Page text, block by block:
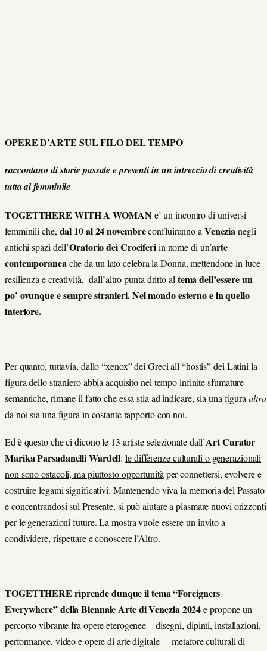
OPERE D’ARTE SUL FILO DEL TEMPO
raccontano di storie passate e presenti in un intreccio di creatività
tutta al femminile
TOGETTHERE WITH A WOMANe’ un incontro di universi
femminili che, dal 10 al 24 novembreconfluiranno a Venezia negli
antichi spazi dell’Oratorio dei Crociferiin nome di un’arte
contemporanea che da un lato celebra la Donna, mettendone in luce
resilienza e creatività, dall’altro punta dritto al tema dell’essere un
po’ ovunque e sempre stranieri. Nel mondo esterno e in quello
interiore.
Per quanto, tuttavia, dallo “xenox” dei Greci all “hostis” dei Latini la
figura dello straniero abbia acquisito nel tempo infinite sfumature
semantiche, rimane il fatto che essa stia ad indicare, sia una figura altra
da noi sia una figura in costante rapporto con noi.
Ed è questo che ci dicono le 13 artiste selezionate dall’Art Curator
Marika Parsadanelli Wardell:ledifferenze culturali o generazionali
non sono ostacoli, ma piuttosto opportunità per connettersi, evolvere e
costruire legami significativi. Mantenendo viva la memoria del Passato
e concentrandosi sul Presente, si può aiutare a plasmare nuovi orizzonti
per le generazioni future.La mostra vuole essere un invito a
condividere, rispettare e conoscere l’Altro.
TOGETTHERE riprende dunque il tema “Foreigners
Everywhere” della Biennale Arte di Venezia 2024e propone un
percorso vibrante fra opere eterogenee – disegni, dipinti, installazioni,
performance, video e opere di arte digitale – metafore culturali di